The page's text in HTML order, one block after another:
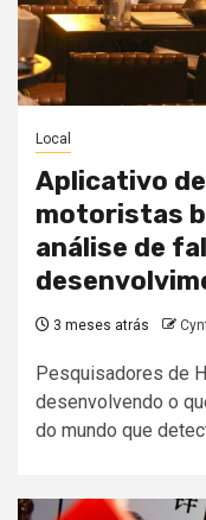
Local
Aplicativo
motoristas
análise de
3 meses atrás
Pesquisadores de
desenvolvendo o
do mundo que